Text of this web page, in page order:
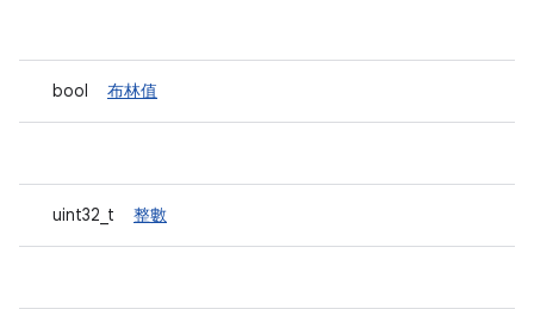
bool 布林值
uint32_t 整數